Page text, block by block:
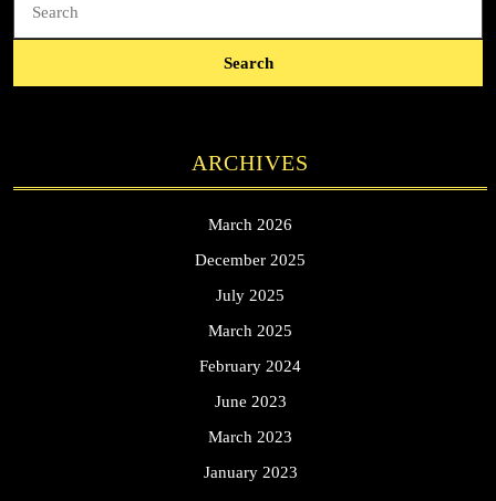
for:
ARCHIVES
March 2026
December 2025
July 2025
March 2025
February 2024
June 2023
March 2023
January 2023